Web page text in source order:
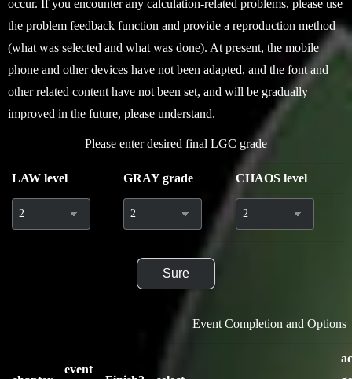
occur. If you encounter any calculation-related problems, please use
the problem feedback function and provide a reproduction method
(what was selected and what was done). At present, the mobile
phone and other devices have not been adapted, and the font and
other related content have not been set, and will be gradually
improved in the future, please understand.
Please enter desired final LGC grade
LAW level GRAY grade CHAOS level
Sure
Event Completion and Options
event